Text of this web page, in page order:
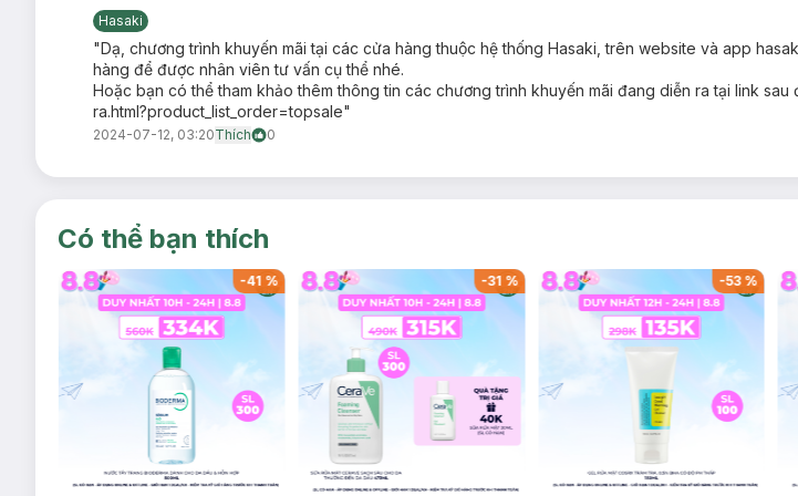
Thành phần chiết xuất từ thực vật giúp cấp ẩm, nuôi dưỡng làn da khỏe mạnh mỗi ngày, nhất là
Lưu hương lâu và sảng khoái. Nếu xịt lên tóc có thể lưu hương đến một ngày.
Thiết kế xịt thơm nhỏ gọn, phù hợp mang theo mọi lúc mọi nơi.
Bảo quản:
Nơi khô ráo, thoáng mát.
Tránh ánh nắng trực tiếp, nơi có nhiệt độ cao.
Dung tích:50ml
Thương hiệu:
Silkygirl
Xuất xứ thương hiệu:
Malaysia
Sản xuất tại:Malaysia.
Hasaki
"Dạ, chương trình khuyến mãi tại các cửa hàng thuộc hệ thống Hasaki, trên website và app
hàng để được nhân viên tư vấn cụ thể nhé.
Hoặc bạn có thể tham khảo thêm thông tin các chương trình khuyến mãi đang diễn ra tại link
ra.html?product_list_order=topsale"
2024-07-12, 03:20Thích 0
Có thể bạn thích
-41 % -31 % -53%